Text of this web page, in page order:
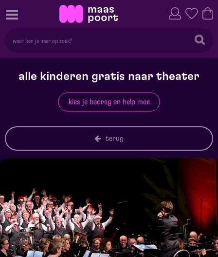
alle kinderen gratis naar theater
kies je bedrag en help mee
terug